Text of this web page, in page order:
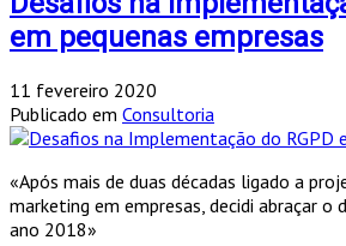
em pequenas empresas
11 fevereiro 2020
Publicado em Consultoria
«Após mais de duas décadas ligado a
marketing em empresas, decidi abraçar o
ano 2018»